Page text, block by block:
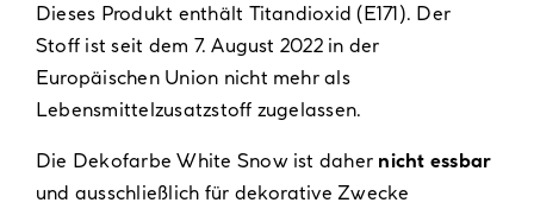
Dieses Produkt enthält Titandioxid (E171). Der
Stoff ist seit dem 7. August 2022 in der
Europäischen Union nicht mehr als
Lebensmittelzusatzstoff zugelassen.
Die Dekofarbe White Snow ist daher nicht essbar
und ausschließlich für dekorative Zwecke